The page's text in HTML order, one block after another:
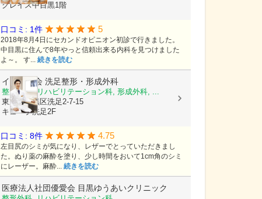
グレイス中目黒1階
口コミ: 1件 5
2018年8月4日にセカンドオピニオン初診で行きました。
中目黒に住んで8年やっと信頼出来る内科を見つけました
よ～。 す... 続きを読む
イートス会 洗足整形・形成外科
整形外科, リハビリテーション科, 形成外科, ...
東京都目黒区洗足2-7-15
キューブ洗足2F
口コミ: 8件 4.75
左目尻のシミが気になり、レザーでとっていただきまし
た。ぬり薬の麻酔を塗り、少し時間をおいて1cm角のシミ
にレーザー。麻酔... 続きを読む
医療法人社団優愛会 目黒ゆうあいクリニック